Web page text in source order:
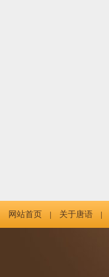
网站首页 关于唐语